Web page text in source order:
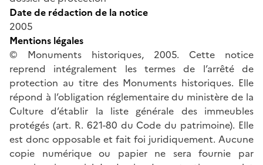
Date de rédaction de la notice
2005
Mentions légales
© Monuments historiques, 2005. Cette notice
reprend intégralement les termes de l’arrêté de
protection au titre des Monuments historiques. Elle
répond à l’obligation réglementaire du ministère de la
Culture d’établir la liste générale des immeubles
protégés (art. R. 621-80 du Code du patrimoine). Elle
est donc opposable et fait foi juridiquement. Aucune
copie numérique ou papier ne sera fournie par